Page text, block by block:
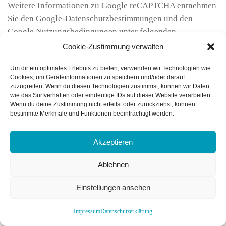
Cookie-Zustimmung verwalten
Um dir ein optimales Erlebnis zu bieten, verwenden wir Technologien wie
Cookies, um Geräteinformationen zu speichern und/oder darauf
zuzugreifen. Wenn du diesen Technologien zustimmst, können wir Daten
wie das Surfverhalten oder eindeutige IDs auf dieser Website verarbeiten.
Wenn du deine Zustimmung nicht erteilst oder zurückziehst, können
bestimmte Merkmale und Funktionen beeinträchtigt werden.
Akzeptieren
Ablehnen
Einstellungen ansehen
ImpressumDatenschutzerklärung
Weitere Informationen zu Google reCAPTCHA entnehmen
Sie den Google-Datenschutzbestimmungen und den
Google Nutzungsbedingungen unter folgenden
https://policies.google.com/privacy?
Nicht nur im Sommer fällt das Trinken manchmal schwer –
ist aber dann besonders wichtig. Eine kleine Anregung